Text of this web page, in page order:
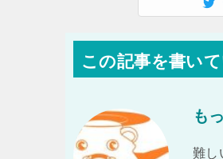
この記事を書い
も
難し